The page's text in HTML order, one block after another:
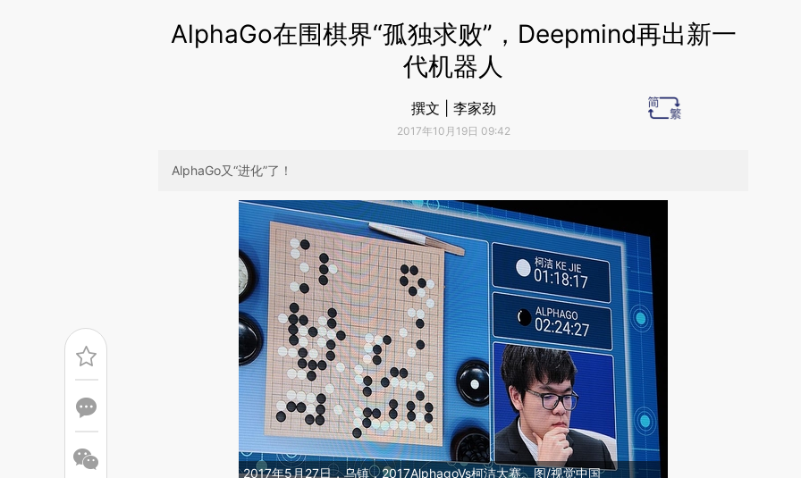
AlphaGo在围棋界“孤独求败”，Deepmind再出新一
代机器人
撰文 | 李家劲
2017年10月19日 09:42
AlphaGo又“进化”了！
2017年5月27日，乌镇，2017AlphagoVs柯洁大赛。图/视觉中国